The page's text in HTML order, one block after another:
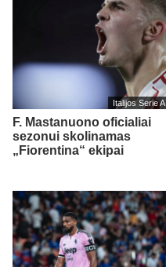
Italijos Serie A
F. Mastanuono oficialiai
sezonui skolinamas
„Fiorentina“ ekipai